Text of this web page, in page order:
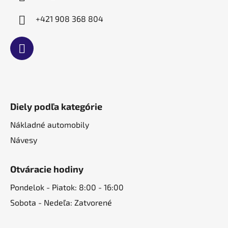
+421 908 368 804
Diely podľa kategórie
Nákladné automobily
Návesy
Otváracie hodiny
Pondelok - Piatok: 8:00 - 16:00
Sobota - Nedeľa: Zatvorené